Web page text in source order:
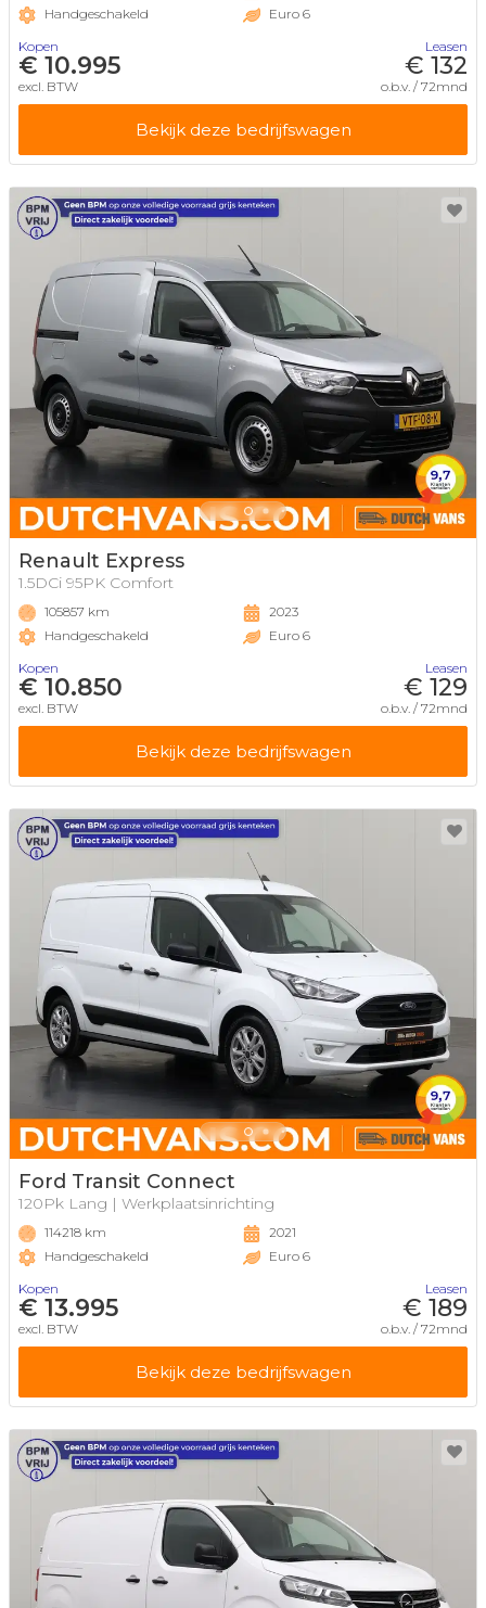
Handgeschakeld
Euro 6
Kopen
€ 10.995
excl. BTW
Leasen
€ 132
o.b.v. / 72mnd
Bekijk deze bedrijfswagen
Renault Express
1.5DCi 95PK Comfort
105857 km
Handgeschakeld
2023
Euro 6
Kopen
€ 10.850
excl. BTW
Leasen
€ 129
o.b.v. / 72mnd
Bekijk deze bedrijfswagen
Ford Transit Connect
120Pk Lang | Werkplaatsinrichting
114218 km
Handgeschakeld
2021
Euro 6
Kopen
€ 13.995
excl. BTW
Leasen
€ 189
o.b.v. / 72mnd
Bekijk deze bedrijfswagen